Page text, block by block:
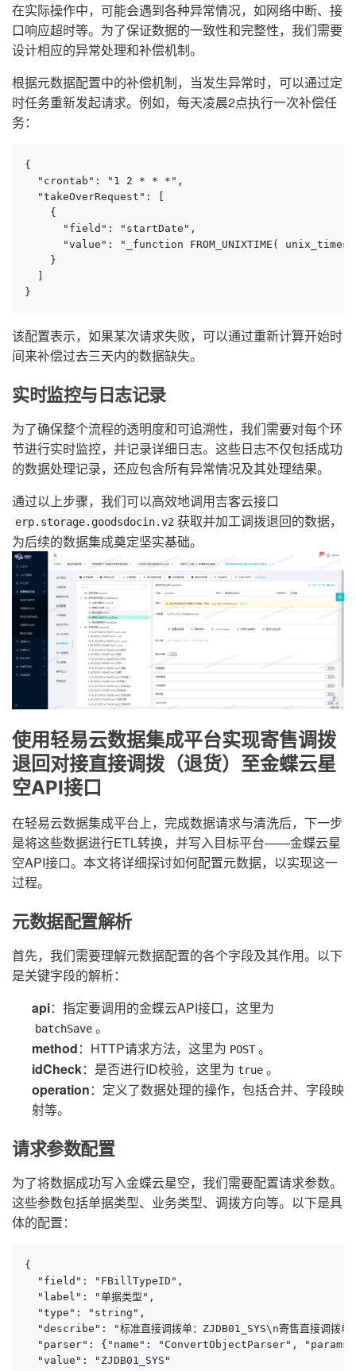
在实际操作中，可能会遇到各种异常情况，如网络中断、接
口响应超时等。为了保证数据的一致性和完整性，我们需要
设计相应的异常处理和补偿机制。
根据元数据配置中的补偿机制，当发生异常时，可以通过定
时任务重新发起请求。例如，每天凌晨2点执行一次补偿任
务：
{
  "crontab": "1 2 * * *",
  "takeOverRequest": [
    {
      "field": "startDate",
"value": "_function FROM_UNIXTIME(
    }
}
该配置表示，如果某次请求失败，可以通过重新计算开始时
间来补偿过去三天内的数据缺失。
实时监控与日志记录
为了确保整个流程的透明度和可追溯性，我们需要对每个环
节进行实时监控，并记录详细日志。这些日志不仅包括成功
的数据处理记录，还应包含所有异常情况及其处理结果。
通过以上步骤，我们可以高效地调用吉客云接口
erp.storage.goodsdocin.v2 获取并加工调拨退回的数据，
为后续的数据集成奠定坚实基础。
使用轻易云数据集成平台实现寄售调拨
退回对接直接调拨（退货）至金蝶云星
空API接口
在轻易云数据集成平台上，完成数据请求与清洗后，下一步
是将这些数据进行ETL转换，并写入目标平台——金蝶云星
空API接口。本文将详细探讨如何配置元数据，以实现这一
过程。
元数据配置解析
首先，我们需要理解元数据配置的各个字段及其作用。以下
是关键字段的解析：
api：指定要调用的金蝶云API接口，这里为
batchSave 。
method：HTTP请求方法，这里为 POST 。
idCheck：是否进行ID校验，这里为 true 。
operation：定义了数据处理的操作，包括合并、字段映
射等。
请求参数配置
为了将数据成功写入金蝶云星空，我们需要配置请求参数。
这些参数包括单据类型、业务类型、调拨方向等。以下是具
体的配置：
{
  "field": "FBillTypeID",
  "label": "单据类型",
  "type": "string",
"describe": "标准直接调拨单：ZJDB01_SYS\n寄售直接调拨
"parser": {"name": "ConvertObjectParser",
  "value": "ZJDB01_SYS"